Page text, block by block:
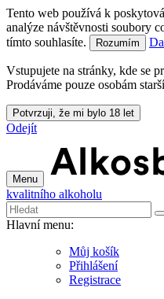
Tento web používá k
analýze návštěvnosti soubory
tímto souhlasíte.
Rozumím
Vstupujete na stránky, kde se
Prodáváme pouze osobám
Potvrzuji, že mi bylo 18 let
Odejít
Menu
kvalitního alkoholu
Hlavní menu:
Můj košík
Přihlášení
Registrace